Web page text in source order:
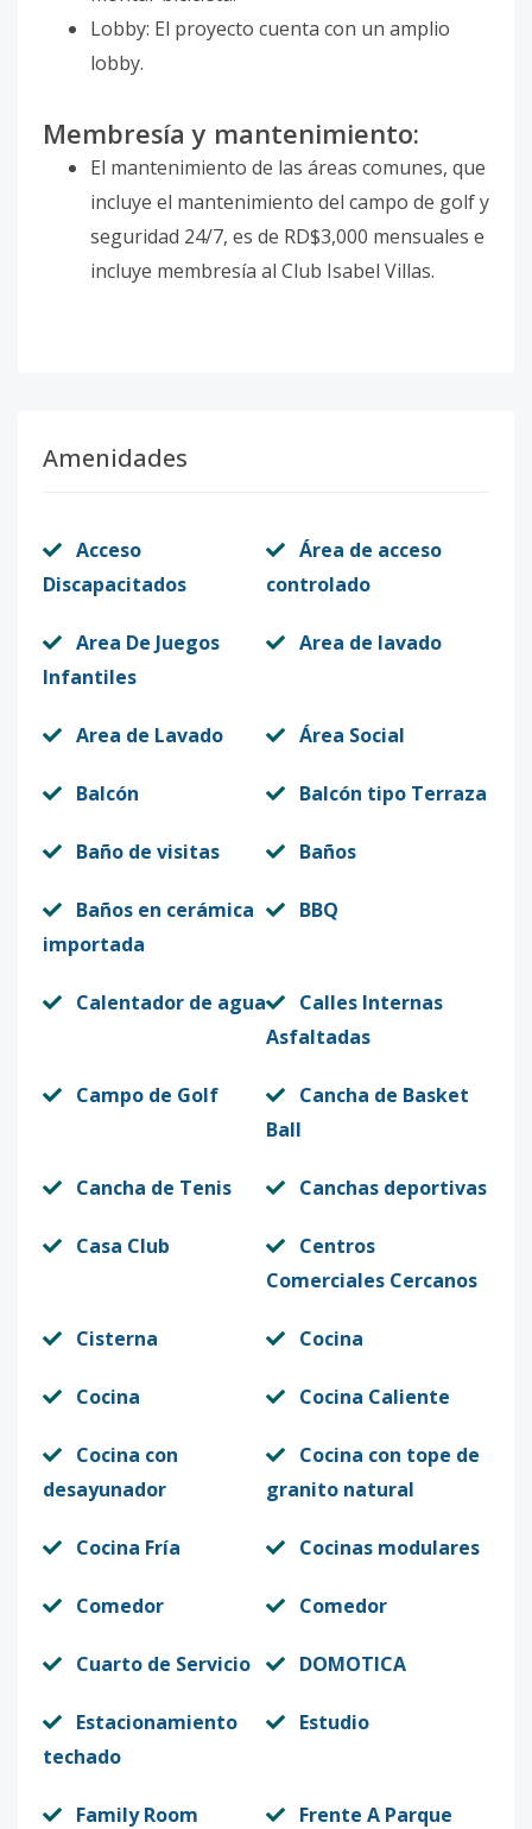
Lobby: El proyecto cuenta con un amplio
lobby.
Membresía y mantenimiento:
El mantenimiento de las áreas comunes, que
incluye el mantenimiento del campo de golf y
seguridad 24/7, es de RD$3,000 mensuales e
incluye membresía al Club Isabel Villas.
Amenidades
Acceso
Discapacitados
Área de acceso
controlado
Area De Juegos
Infantiles
Area de lavado
Area de Lavado Área Social
Balcón Balcón tipo Terraza
Baño de visitas Baños
Baños en cerámica
importada
BBQ
Calentador de agua
Calles Internas
Asfaltadas
Campo de Golf
Cancha de Basket
Ball
Cancha de Tenis Canchas deportivas
Casa Club
Centros
Comerciales Cercanos
Cisterna Cocina
Cocina Cocina Caliente
Cocina con
desayunador
Cocina con tope de
granito natural
Cocina Fría Cocinas modulares
Comedor Comedor
Cuarto de Servicio DOMOTICA
Estacionamiento
techado
Estudio
Family Room Frente A Parque